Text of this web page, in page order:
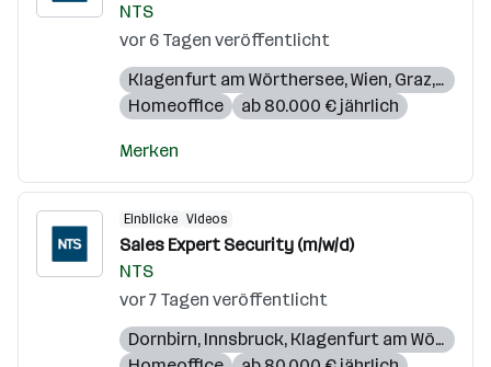
NTS
vor 6 Tagen veröffentlicht
Klagenfurt am Wörthersee,Wien, Graz,Linz
Homeoffice
ab 80.000 € jährlich
Merken
Einblicke Videos
Sales Expert Security (m/w/d)
NTS
vor 7 Tagen veröffentlicht
Dornbirn, Innsbruck, Klagenfurt am Wörthersee